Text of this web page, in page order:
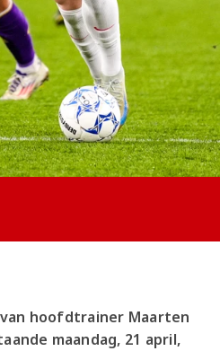
van hoofdtrainer Maarten
maandag, 21 april,